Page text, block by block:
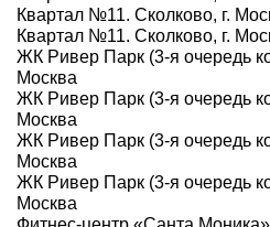
Квартал №11. Сколково, г.
Квартал №11. Сколково, г.
ЖК Ривер Парк (3-я очередь
Москва
ЖК Ривер Парк (3-я очередь
Москва
ЖК Ривер Парк (3-я очередь
Москва
ЖК Ривер Парк (3-я очередь
Москва